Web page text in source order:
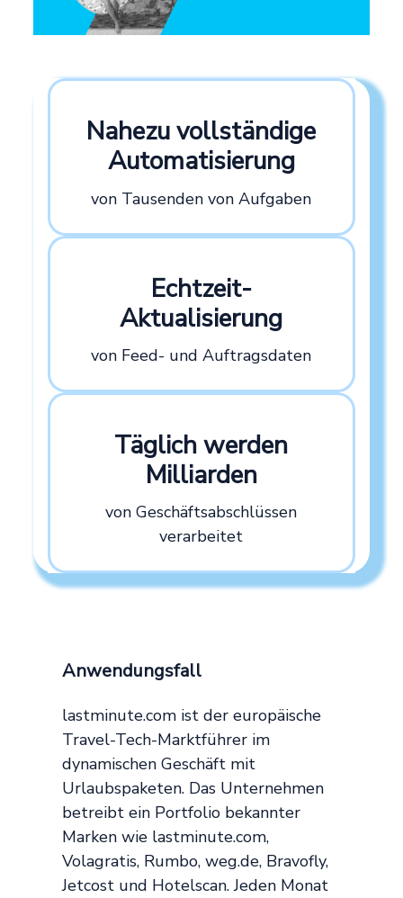
Nahezu vollständige
Automatisierung
von Tausenden von Aufgaben
Echtzeit-
Aktualisierung
von Feed- und Auftragsdaten
Täglich werden
Milliarden
von Geschäftsabschlüssen
verarbeitet
Anwendungsfall
lastminute.com ist der europäische
Travel-Tech-Marktführer im
dynamischen Geschäft mit
Urlaubspaketen. Das Unternehmen
betreibt ein Portfolio bekannter
Marken wie lastminute.com,
Volagratis, Rumbo, weg.de, Bravofly,
Jetcost und Hotelscan. Jeden Monat